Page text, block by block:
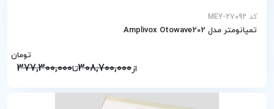
کد MEY-27092
تمپانومتر مدل Amplivox Otowave202
از308,700,000تا377,300,000
تومان